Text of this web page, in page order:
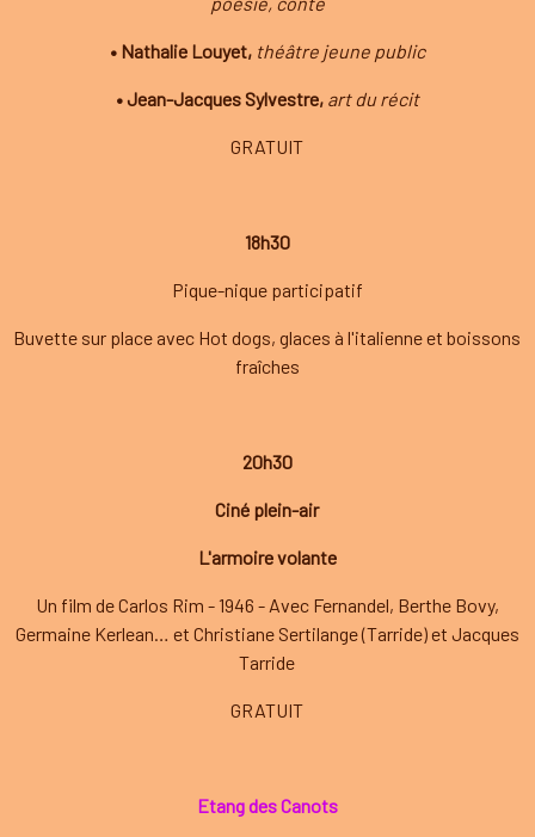
• Nathalie Louyet, théâtre jeune public
• Jean-Jacques Sylvestre, art du récit
GRATUIT
18h30
Pique-nique participatif
Buvette sur place avec Hot dogs, glaces à l'italienne et boissons
fraîches
20h30
Ciné plein-air
L'armoire volante
Un film de Carlos Rim - 1946 - Avec Fernandel, Berthe Bovy,
Germaine Kerlean… et Christiane Sertilange (Tarride) et Jacques
Tarride
GRATUIT
Etang des Canots